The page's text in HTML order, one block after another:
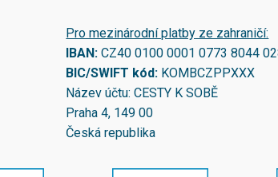
Pro mezinárodní platby ze zahraničí:
IBAN:CZ40 0100 0001 0773 8044
BIC/SWIFT kód: KOMBCZPPXXX
Název účtu: CESTY K SOBĚ
Praha 4, 149 00
Česká republika